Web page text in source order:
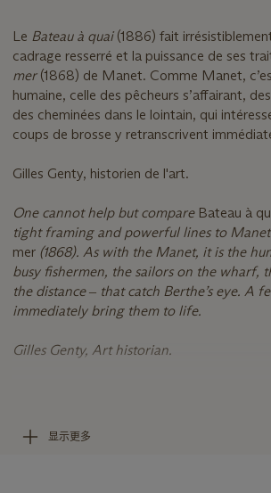
Le Bateau à quai (1886) fait
cadrage resserré et la puissance de ses
mer(1868) de Manet. Comme Manet,
humaine, celle des pêcheurs s’affairant,
des cheminées dans le lointain, qui
coups de brosse y retranscrivent
Gilles Genty, historien de l'art.
One cannot help but compare Bateau à
tight framing and powerful lines to
mer (1868). As with the Manet, it is the
busy fishermen, the sailors on the wharf,
the distance ‒ that catch Berthe’s eye. A
immediately bring them to life.
Gilles Genty, Art historian.
néanmoins dès ses premières œuvres, une
particulière aux scènes d’extérieurs et
显示更多